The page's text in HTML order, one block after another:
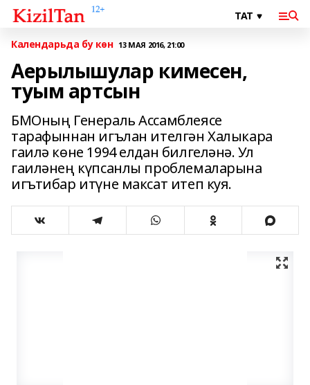
Календарьда бу көн 13 МАЯ 2016, 21:00
Аерылышулар кимесен,
туым артсын
БМОның Генераль Ассамблеясе
тарафыннан игълан ителгән Халыкара
гаилә көне 1994 елдан билгеләнә. Ул
гаиләнең күпсанлы пробле­маларына
игътибар итүне максат итеп куя.